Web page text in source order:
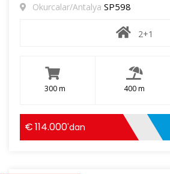
Okurcalar/Antalya SP598
2+1
300 m 400 m
114.000'dan